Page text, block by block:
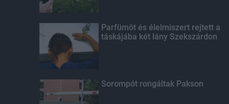
Parfümöt és élelmiszert rejtett a
táskájába két lány Szekszárdon
Sorompót rongáltak Pakson